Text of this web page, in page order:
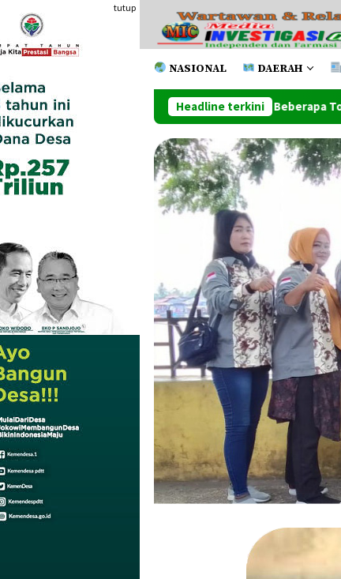
konten
tutup
NASIONAL DAERAH
Headline terkini
Toko Handphone Dan Beberapa Toko Lainnya Ludes Dilahap